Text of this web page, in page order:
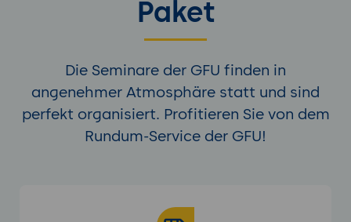
Paket
Die Seminare der GFU finden in
angenehmer Atmosphäre statt und sind
perfekt organisiert. Profitieren Sie von dem
Rundum-Service der GFU!